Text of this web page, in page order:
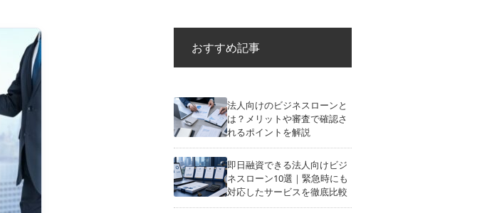
おすすめ記事
法人向けのビジネスローンと
は？メリットや審査で確認さ
れるポイントを解説
即日融資できる法人向けビジ
ネスローン10選｜緊急時にも
対応したサービスを徹底比較